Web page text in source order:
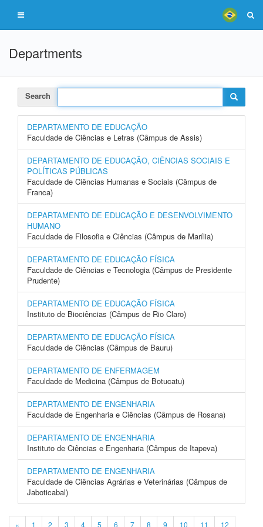
Departments
Search
DEPARTAMENTO DE EDUCAÇÃO
Faculdade de Ciências e Letras (Câmpus de Assis)
DEPARTAMENTO DE EDUCAÇÃO, CIÊNCIAS SOCIAIS E
POLÍTICAS PÚBLICAS
Faculdade de Ciências Humanas e Sociais (Câmpus de
Franca)
DEPARTAMENTO DE EDUCAÇÃO E DESENVOLVIMENTO
HUMANO
Faculdade de Filosofia e Ciências (Câmpus de Marília)
DEPARTAMENTO DE EDUCAÇÃO FÍSICA
Faculdade de Ciências e Tecnologia (Câmpus de Presidente
Prudente)
DEPARTAMENTO DE EDUCAÇÃO FÍSICA
Instituto de Biociências (Câmpus de Rio Claro)
DEPARTAMENTO DE EDUCAÇÃO FÍSICA
Faculdade de Ciências (Câmpus de Bauru)
DEPARTAMENTO DE ENFERMAGEM
Faculdade de Medicina (Câmpus de Botucatu)
DEPARTAMENTO DE ENGENHARIA
Faculdade de Engenharia e Ciências (Câmpus de Rosana)
DEPARTAMENTO DE ENGENHARIA
Instituto de Ciências e Engenharia (Câmpus de Itapeva)
DEPARTAMENTO DE ENGENHARIA
Faculdade de Ciências Agrárias e Veterinárias (Câmpus de
Jaboticabal)
« 1 2 3 4 5 6 7 8 9 10 11 12